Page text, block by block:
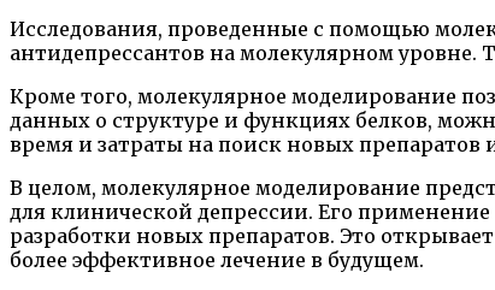
Исследования, проведенные с помощью
антидепрессантов на молекулярном уровне.
Кроме того, молекулярное моделирование
данных о структуре и функциях белков,
время и затраты на поиск новых препаратов
В целом, молекулярное моделирование
для клинической депрессии. Его
разработки новых препаратов. Это
более эффективное лечение в будущем.